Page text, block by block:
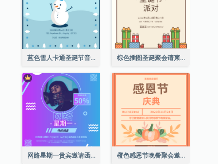
蓝色雪人卡通圣诞节音乐会邀请 棕色插图圣诞聚会请柬
网路星期一贵宾邀请函 橙色感恩节晚餐聚会邀请函